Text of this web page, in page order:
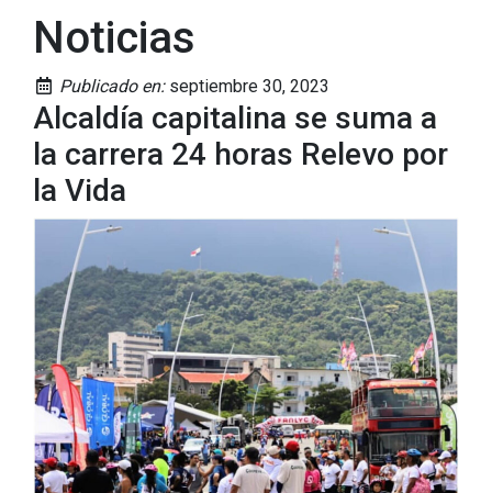
Noticias
Publicado en:septiembre 30, 2023
Alcaldía capitalina se suma a
la carrera 24 horas Relevo por
la Vida